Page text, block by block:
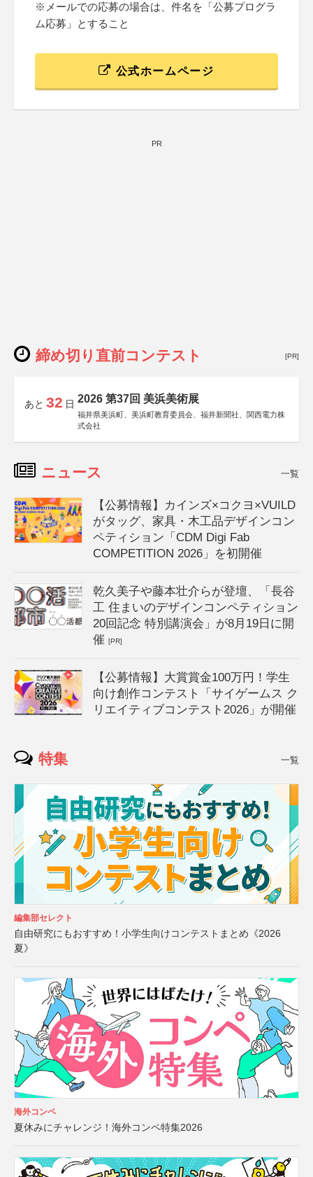
※メールでの応募の場合は、件名を「公募プログラ
ム応募」とすること
公式ホームページ
PR
締め切り直前コンテスト [PR]
あと 32 日 2026 第37回 美浜美術展
福井県美浜町、美浜町教育委員会、福井新聞社、関西電力株
式会社
ニュース 一覧
【公募情報】カインズ×コクヨ×VUILD
がタッグ、家具・木工品デザインコン
ペティション「CDM Digi Fab
COMPETITION 2026」を初開催
乾久美子や藤本壮介らが登壇、「長谷
工 住まいのデザインコンペティション
20回記念 特別講演会」が8月19日に開
催[PR]
【公募情報】大賞賞金100万円！学生
向け創作コンテスト「サイゲームス ク
リエイティブコンテスト2026」が開催
特集 一覧
編集部セレクト
自由研究にもおすすめ！小学生向けコンテストまとめ《2026
夏》
海外コンペ
夏休みにチャレンジ！海外コンペ特集2026